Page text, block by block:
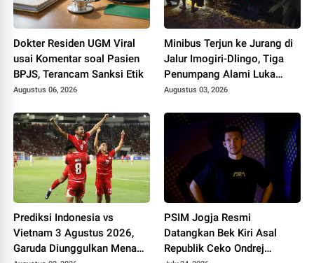
Dokter Residen UGM Viral
usai Komentar soal Pasien
BPJS, Terancam Sanksi Etik
Augustus 06, 2026
Minibus Terjun ke Jurang di
Jalur Imogiri-Dlingo, Tiga
Penumpang Alami Luka
Ringan
Augustus 03, 2026
Prediksi Indonesia vs
Vietnam 3 Agustus 2026,
Garuda Diunggulkan Menang
PSIM Jogja Resmi
Datangkan Bek Kiri Asal
Republik Ceko Ondrej